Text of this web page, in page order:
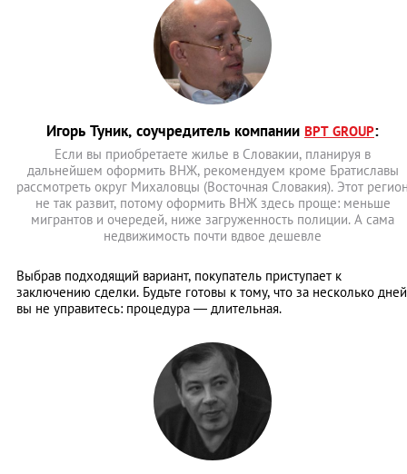
Игорь Туник, соучредитель компании BPT GROUP:
Если вы приобретаете жилье в Словакии, планируя в
дальнейшем оформить ВНЖ, рекомендуем кроме Братиславы
рассмотреть округ Михаловцы (Восточная Словакия). Этот
не так развит, потому оформить ВНЖ здесь проще: меньше
мигрантов и очередей, ниже загруженность полиции. А сама
недвижимость почти вдвое дешевле
Выбрав подходящий вариант, покупатель приступает к
заключению сделки. Будьте готовы к тому, что за несколько дней
вы не управитесь: процедура ― длительная.